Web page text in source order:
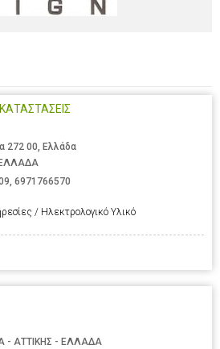
272 00, Ελλάδα
, 6971766570
/ Ηλεκτρολογικό Υλικό
- ΑΤΤΙΚΗΣ - ΕΛΛΑΔΑ